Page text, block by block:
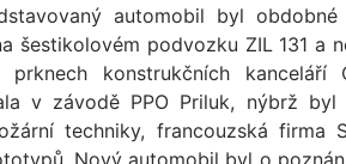
automobil byl
šestikolovém podvozku ZIL 131 a
prknech konstrukčních
v závodě PPO Priluk, nýbrž
techniky, francouzská firma